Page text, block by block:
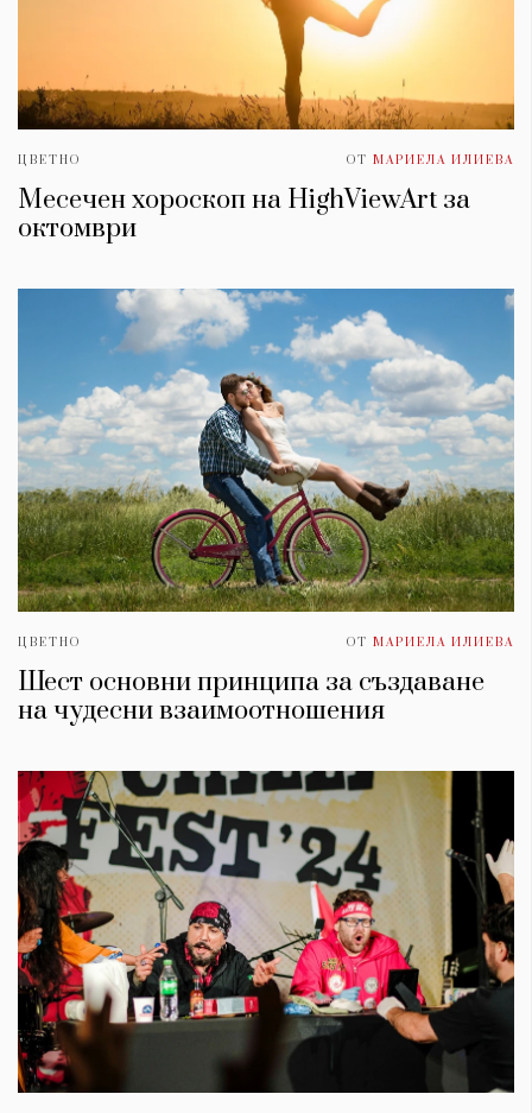
ЦВЕТНО ОТ МАРИЕЛА ИЛИЕВА
Месечен хороскоп на HighViewArt за
oктомври
ЦВЕТНО ОТ МАРИЕЛА ИЛИЕВА
Шест основни принципа за създаване
на чудесни взаимоотношения